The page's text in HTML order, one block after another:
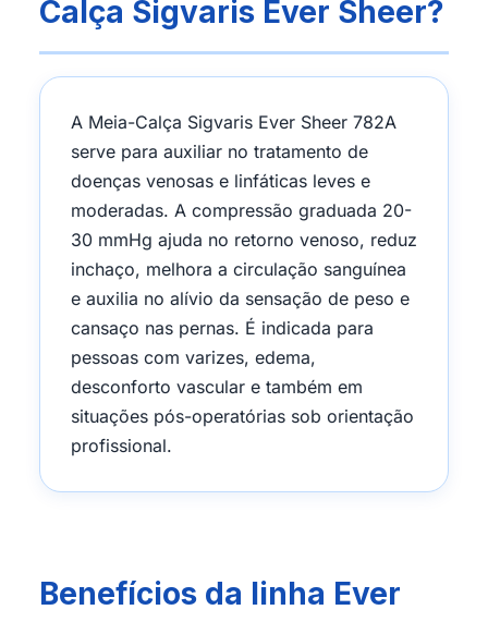
Calça Sigvaris Ever Sheer?
A Meia-Calça Sigvaris Ever Sheer 782A
serve para auxiliar no tratamento de
doenças venosas e linfáticas leves e
moderadas. A compressão graduada 20-
30 mmHg ajuda no retorno venoso, reduz
inchaço, melhora a circulação sanguínea
e auxilia no alívio da sensação de peso e
cansaço nas pernas. É indicada para
pessoas com varizes, edema,
desconforto vascular e também em
situações pós-operatórias sob orientação
profissional.
Benefícios da linha Ever